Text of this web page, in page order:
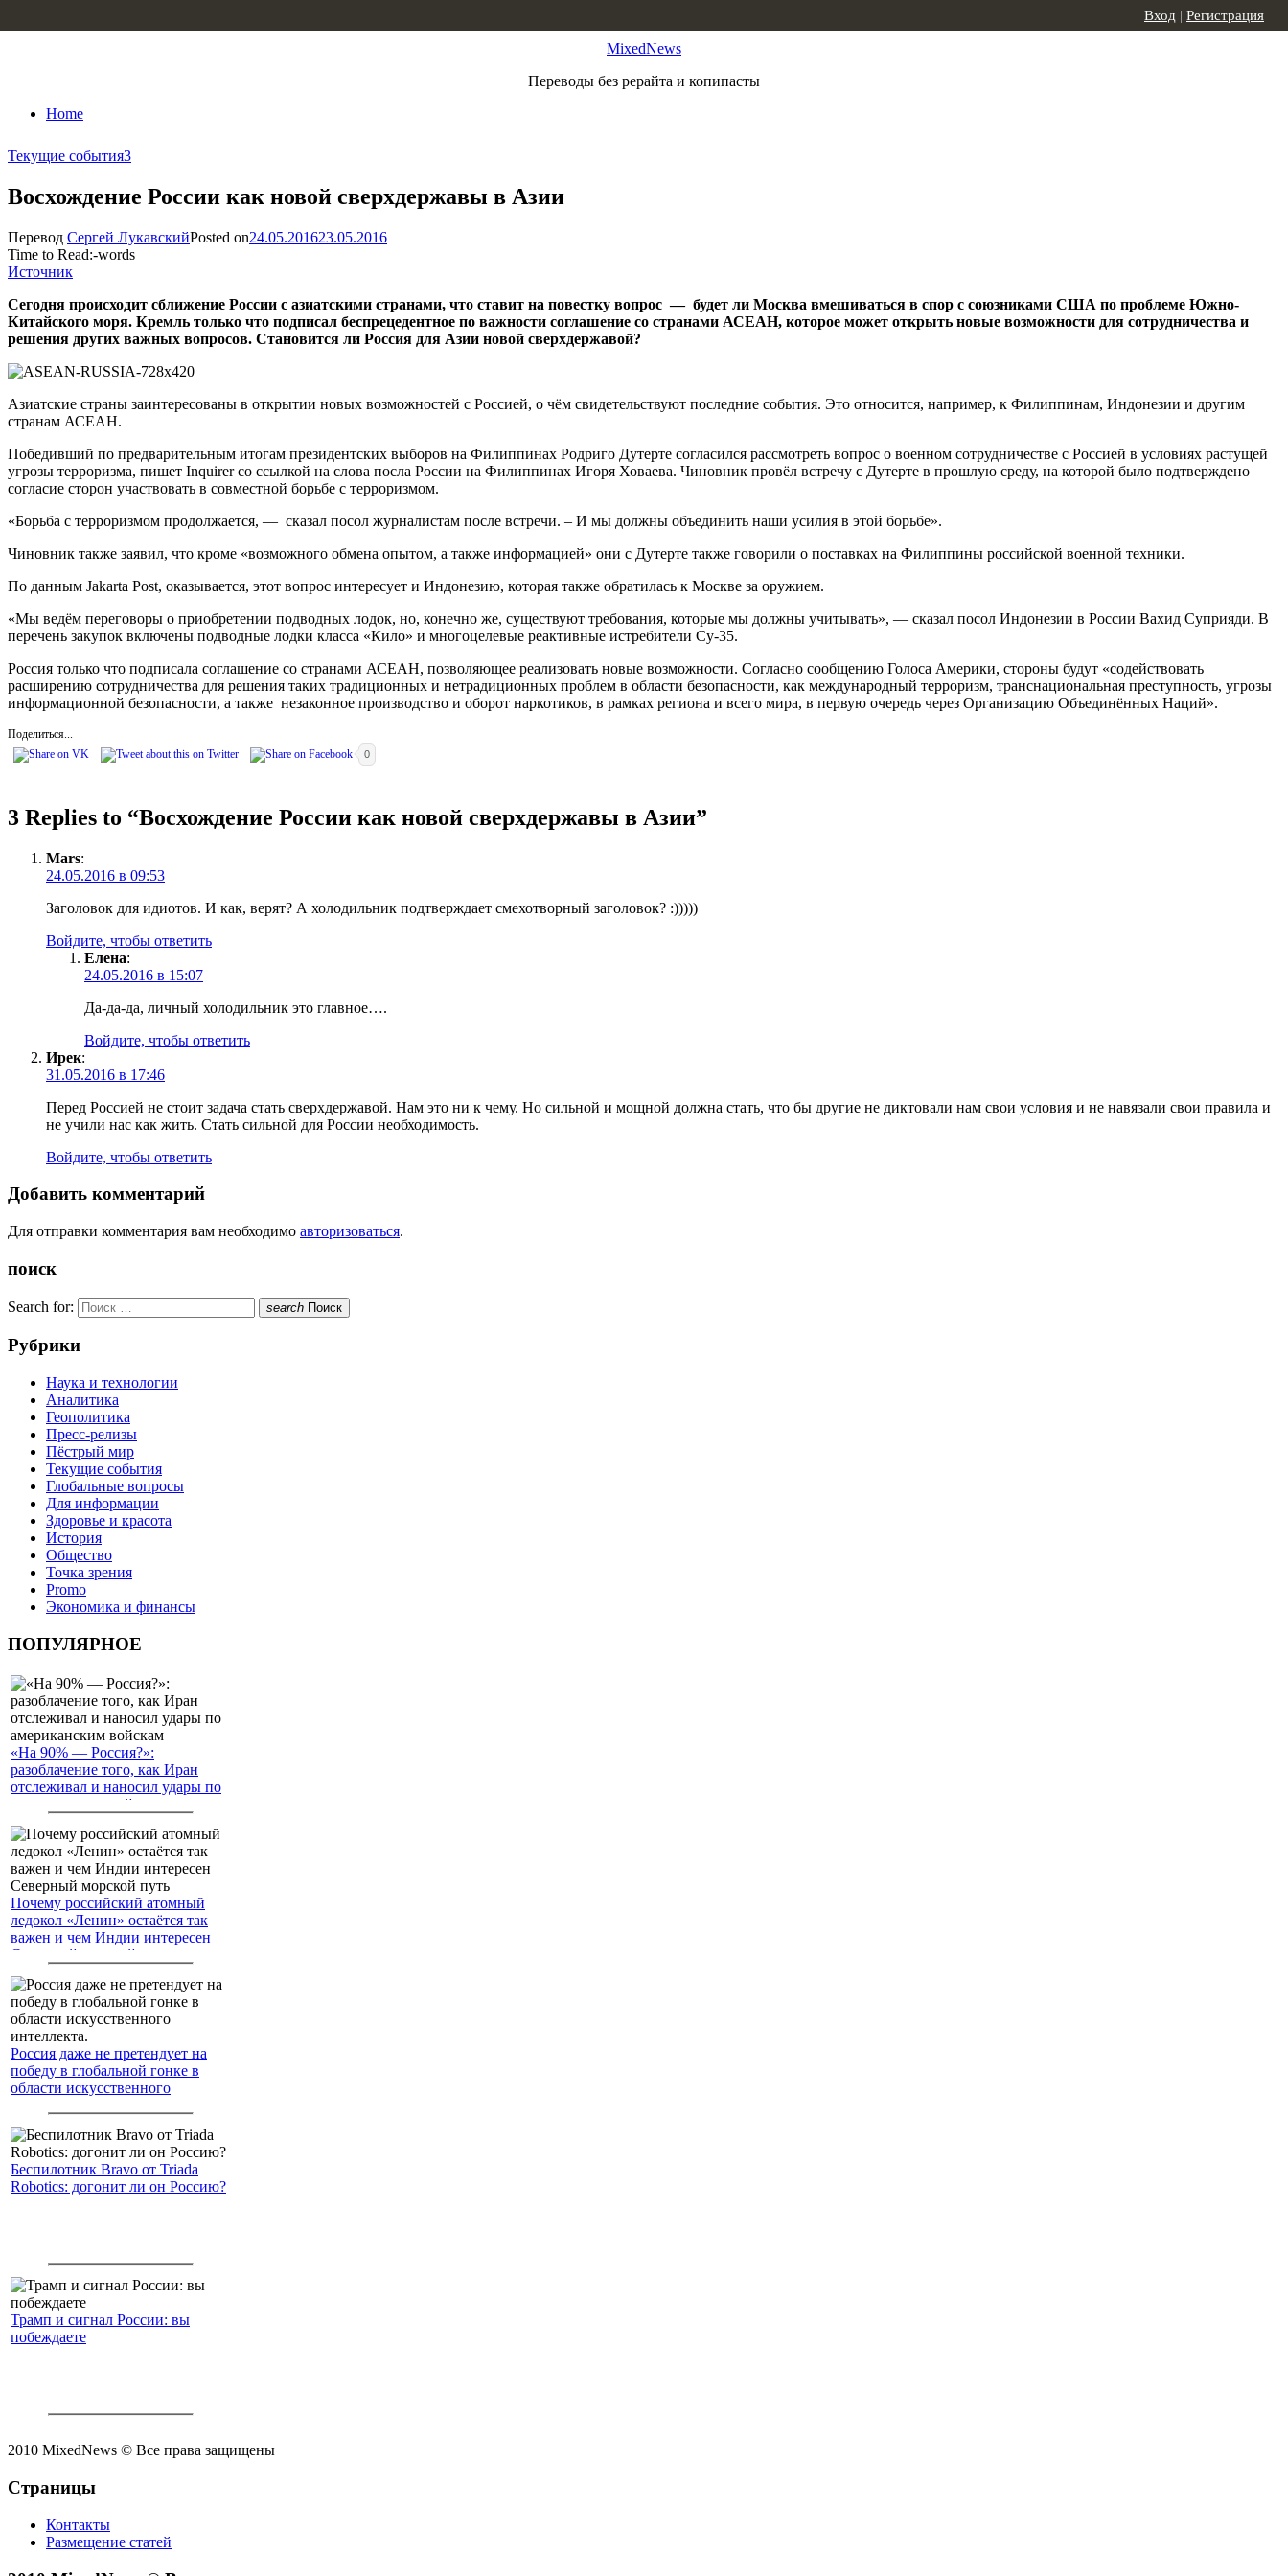
MixedNews
Переводы без рерайта и копипасты
Home
Вход | Регистрация
Текущие события3
Восхождение России как новой сверхдержавы в Азии
Перевод Сергей ЛукавскийPosted on24.05.201623.05.2016
Time to Read:-words
Источник
Сегодня происходит сближение России с азиатскими странами, что ставит на повестку вопрос — будет ли Москва вмешиваться в спор с союзниками США по проблеме Южно-
Китайского моря. Кремль только что подписал беспрецедентное по важности соглашение со странами АСЕАН, которое может открыть новые возможности для сотрудничества и
решения других важных вопросов. Становится ли Россия для Азии новой сверхдержавой?
Азиатские страны заинтересованы в открытии новых возможностей с Россией, о чём свидетельствуют последние события. Это относится, например, к Филиппинам, Индонезии и другим
странам АСЕАН.
Победивший по предварительным итогам президентских выборов на Филиппинах Родриго Дутерте согласился рассмотреть вопрос о военном сотрудничестве с Россией в условиях растущей
угрозы терроризма, пишет Inquirer со ссылкой на слова посла России на Филиппинах Игоря Ховаева. Чиновник провёл встречу с Дутерте в прошлую среду, на которой было подтверждено
согласие сторон участвовать в совместной борьбе с терроризмом.
«Борьба с терроризмом продолжается, — сказал посол журналистам после встречи. – И мы должны объединить наши усилия в этой борьбе».
Чиновник также заявил, что кроме «возможного обмена опытом, а также информацией» они с Дутерте также говорили о поставках на Филиппины российской военной техники.
По данным Jakarta Post, оказывается, этот вопрос интересует и Индонезию, которая также обратилась к Москве за оружием.
«Мы ведём переговоры о приобретении подводных лодок, но, конечно же, существуют требования, которые мы должны учитывать», — сказал посол Индонезии в России Вахид Суприяди. В
перечень закупок включены подводные лодки класса «Кило» и многоцелевые реактивные истребители Су-35.
Россия только что подписала соглашение со странами АСЕАН, позволяющее реализовать новые возможности. Согласно сообщению Голоса Америки, стороны будут «содействовать
расширению сотрудничества для решения таких традиционных и нетрадиционных проблем в области безопасности, как международный терроризм, транснациональная преступность, угрозы
информационной безопасности, а также незаконное производство и оборот наркотиков, в рамках региона и всего мира, в первую очередь через Организацию Объединённых Наций».
Поделиться...
0
3 Replies to “Восхождение России как новой сверхдержавы в Азии”
Mars:
24.05.2016 в 09:53
Заголовок для идиотов. И как, верят? А холодильник подтверждает смехотворный заголовок? :)))))
Войдите, чтобы ответить
Елена:
24.05.2016 в 15:07
Да-да-да, личный холодильник это главное….
Войдите, чтобы ответить
Ирек:
31.05.2016 в 17:46
Перед Россией не стоит задача стать сверхдержавой. Нам это ни к чему. Но сильной и мощной должна стать, что бы другие не диктовали нам свои условия и не навязали свои правила и
не учили нас как жить. Стать сильной для России необходимость.
Войдите, чтобы ответить
Добавить комментарий
Для отправки комментария вам необходимо авторизоваться.
поиск
Search for: search Поиск
Рубрики
Наука и технологии
Аналитика
Геополитика
Пресс-релизы
Пёстрый мир
Текущие события
Глобальные вопросы
Для информации
Здоровье и красота
История
Общество
Точка зрения
Promo
Экономика и финансы
ПОПУЛЯРНОЕ
«На 90% — Россия?»:
разоблачение того, как Иран
отслеживал и наносил удары по
американским войскам
Почему российский атомный
ледокол «Ленин» остаётся так
важен и чем Индии интересен
Северный морской путь
Россия даже не претендует на
победу в глобальной гонке в
области искусственного
Беспилотник Bravo от Triada
Robotics: догонит ли он Россию?
Трамп и сигнал России: вы
побеждаете
2010 MixedNews © Все права защищены
Страницы
Контакты
Размещение статей